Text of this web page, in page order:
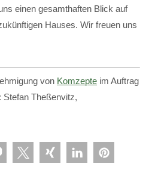
einen gesamthaften Blick auf
Hauses. Wir freuen uns
von Komzepte im Auftrag
Stefan Theßenvitz,